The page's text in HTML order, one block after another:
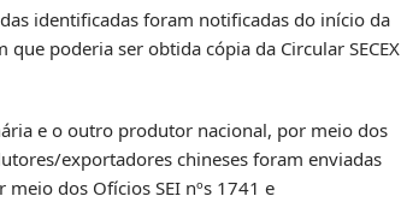
identificadas foram notificadas do início da
poderia ser obtida cópia da Circular SECEX
e o outro produtor nacional, por meio dos
exportadores chineses foram enviadas
dos Ofícios SEI nºs 1741 e